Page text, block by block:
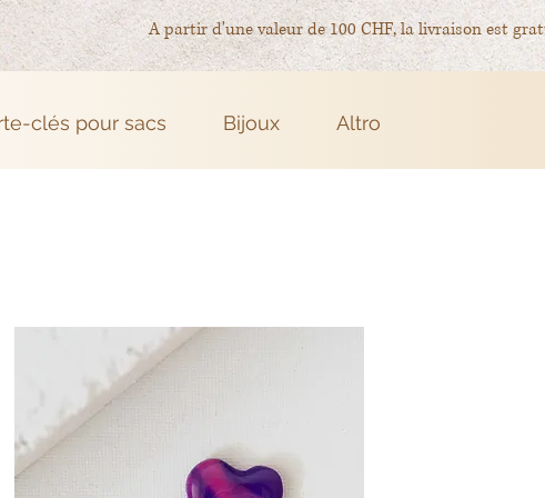
A partir d'une valeur de 100 CHF, la livraison est
clés pour sacs Bijoux Altro